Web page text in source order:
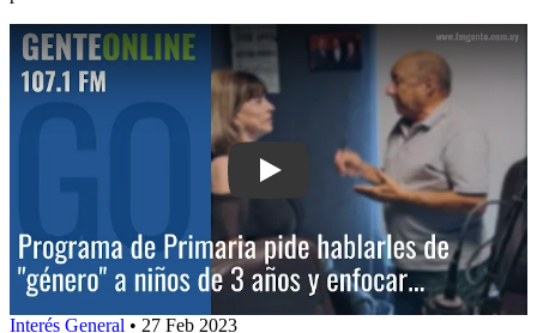
Play: Programa de Primaria pide
Interés General • 27 Feb 2023